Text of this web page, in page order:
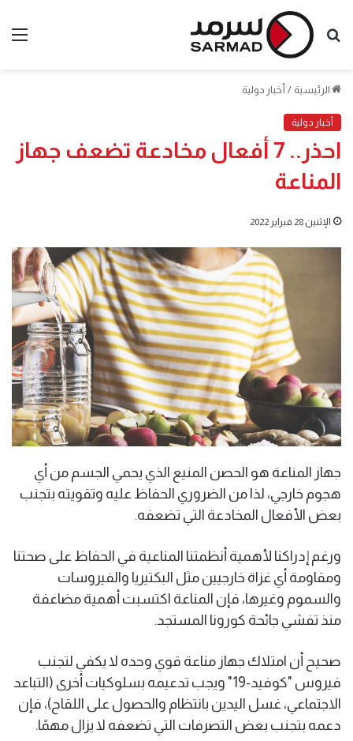
بحث
الرئيسية / أخبار دولية
أخبار دولية
احذر.. 7 أفعال مخادعة تضعف جهاز
المناعة
الإثنين 28 فبراير 2022
جهاز المناعة هو الحصن المنيع الذي يحمي الجسم من أي
هجوم خارجي، لذا من الضروري الحفاظ عليه وتقويته بتجنب
بعض الأفعال المخادعة التي تضعفه.
ورغم إدراكنا لأهمية أنظمتنا المناعية في الحفاظ على صحتنا
ومقاومة أي غزاة خارجيين مثل البكتيريا والفيروسات
والسموم وغيرها، فإن المناعة اكتسبت أهمية مضاعفة
منذ تفشي جائحة كورونا المستجد.
صحيح أن امتلاك جهاز مناعة قوي وحده لا يكفي لتجنب
فيروس "كوفيد-19" ويجب تدعيمه بسلوكيات أخرى (التباعد
الاجتماعي، غسل اليدين بانتظام والحصول على اللقاح)، فإن
دعمه بتجنب بعض التصرفات التي تضعفه لا يزال مهمًا.